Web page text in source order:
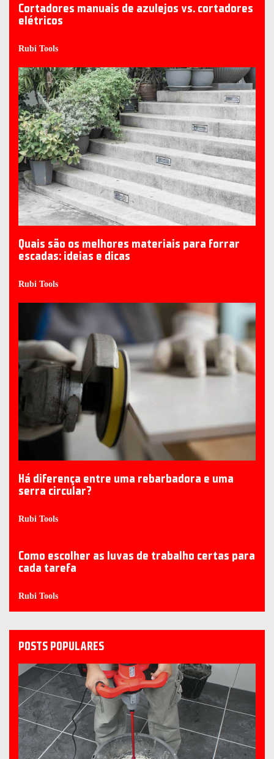
Cortadores manuais de azulejos vs. cortadores
elétricos
Rubi Tools
Quais são os melhores materiais para forrar
escadas: ideias e dicas
Rubi Tools
Há diferença entre uma rebarbadora e uma
serra circular?
Rubi Tools
Como escolher as luvas de trabalho certas para
cada tarefa
Rubi Tools
POSTS POPULARES